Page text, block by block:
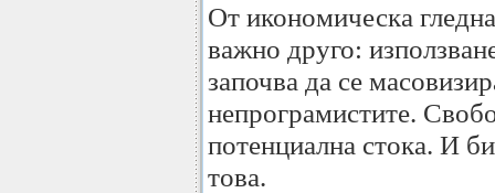
От икономическа
важно друго:
започва да се
непрограмистите.
потенциална стока. И
това.